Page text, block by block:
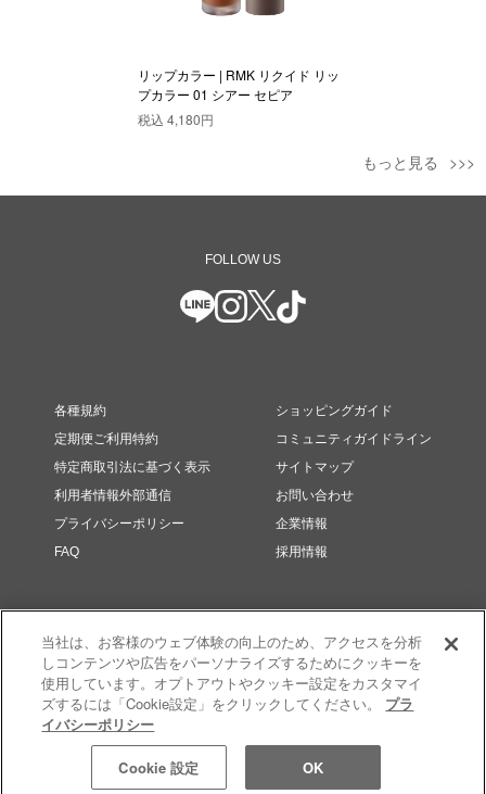
リップカラー | RMK リクイド リッ
プカラー 01 シアー セピア
税込 4,180円
もっと見る
FOLLOW US
各種規約
定期便ご利用特約
特定商取引法に基づく表示
利用者情報外部通信
プライバシーポリシー
FAQ
ショッピングガイド
コミュニティガイドライン
サイトマップ
お問い合わせ
企業情報
採用情報
© RMK Div. e’quipe, LTD. All rights reserved.
当社は、お客様のウェブ体験の向上のため、アクセスを分析
しコンテンツや広告をパーソナライズするためにクッキーを
使用しています。オプトアウトやクッキー設定をカスタマイ
ズするには「Cookie設定」をクリックしてください。 プラ
イバシーポリシー
Cookie 設定 OK